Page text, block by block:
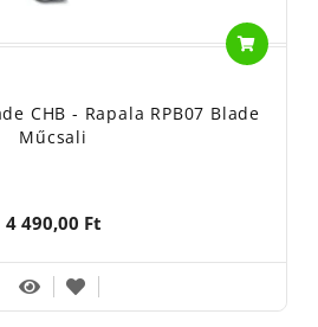
CHB - Rapala RPB07 Blade
Műcsali
4 490,00 Ft